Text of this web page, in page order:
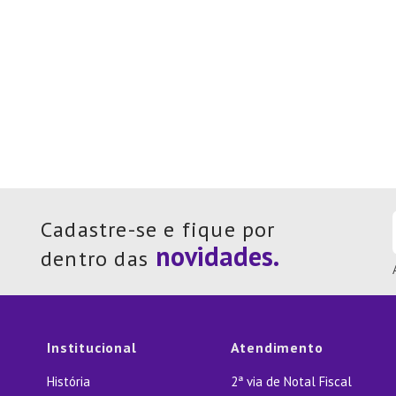
Cadastre-se e fique por
dentro das
Institucional
História
Atendimento
2ª via de Notal Fiscal